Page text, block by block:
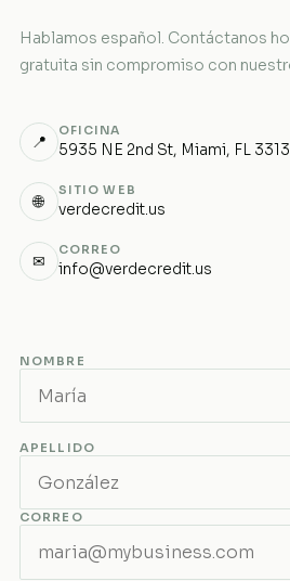
Hablamos español. Contáctanos
gratuita sin compromiso con
📍
OFICINA
5935 NE 2nd St, Miami, FL
🌐
SITIO WEB
verdecredit.us
✉
CORREO
info@verdecredit.us
NOMBRE
APELLIDO
CORREO